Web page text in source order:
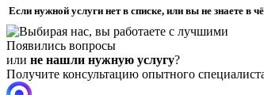
Если нужной услуги нет в списке, или вы не знаете в
Появились вопросы
или не нашли нужную услугу?
Получите консультацию опытного